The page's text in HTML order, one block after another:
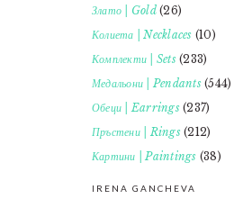
Злато | Gold(26)
Колиета | Necklaces (10)
Комплекти | Sets(233)
Медальони | Pendants(544)
Обеци | Earrings(237)
Пръстени | Rings(212)
Картини | Paintings (38)
IRENA GANCHEVA